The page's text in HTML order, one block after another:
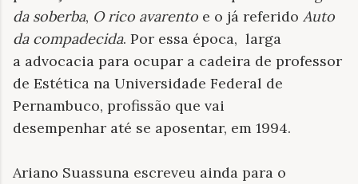
da soberba, O rico avarento e o já referido Auto
da compadecida. Por essa época, larga
a advocacia para ocupar a cadeira de professor
de Estética na Universidade Federal de
Pernambuco, profissão que vai
desempenhar até se aposentar, em 1994.
Ariano Suassuna escreveu ainda para o